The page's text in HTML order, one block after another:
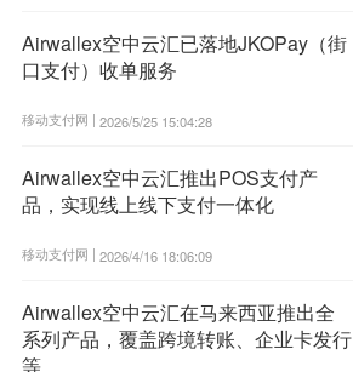
Airwallex空中云汇已落地JKOPay（街
口支付）收单服务
移动支付网 | 2026/5/25 15:04:28
Airwallex空中云汇推出POS支付产
品，实现线上线下支付一体化
移动支付网 | 2026/4/16 18:06:09
Airwallex空中云汇在马来西亚推出全
系列产品，覆盖跨境转账、企业卡发行
等